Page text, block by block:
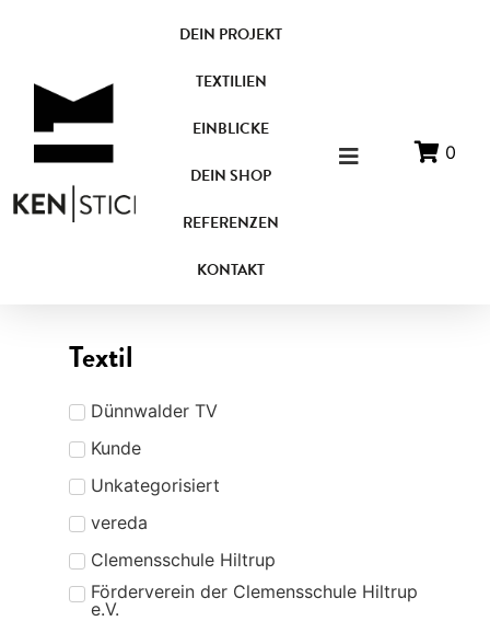
DEIN PROJEKT
TEXTILIEN
EINBLICKE
DEIN SHOP
REFERENZEN
KONTAKT
0
Textil
Dünnwalder TV
Kunde
Unkategorisiert
vereda
Clemensschule Hiltrup
Förderverein der Clemensschule Hiltrup
e.V.